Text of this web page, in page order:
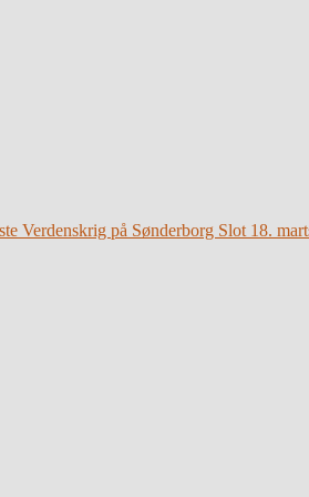
Verdenskrig på Sønderborg Slot 18.